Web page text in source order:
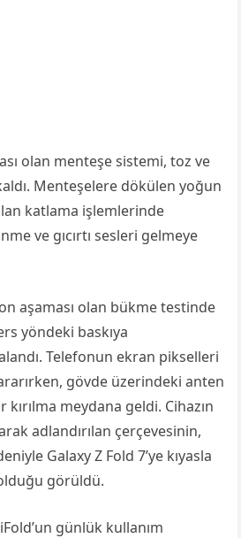
olan menteşe sistemi, toz ve
Menteşelere dökülen yoğun
katlama işlemlerinde
ve gıcırtı sesleri gelmeye
aşaması olan bükme testinde
yöndeki baskıya
Telefonun ekran pikselleri
gövde üzerindeki anten
meydana geldi. Cihazın
adlandırılan çerçevesinin,
Galaxy Z Fold 7’ye kıyasla
görüldü.
günlük kullanım